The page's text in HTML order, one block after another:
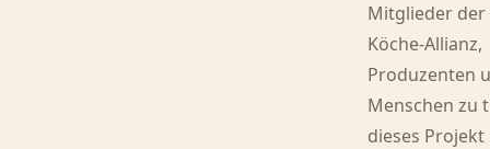
Mitglieder der
Köche-Allianz,
Produzenten
Menschen zu
dieses Projekt